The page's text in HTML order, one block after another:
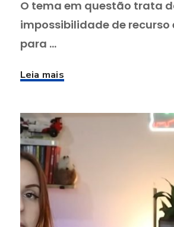
O tema em questão trata
impossibilidade de recurso
para ...
Leia mais